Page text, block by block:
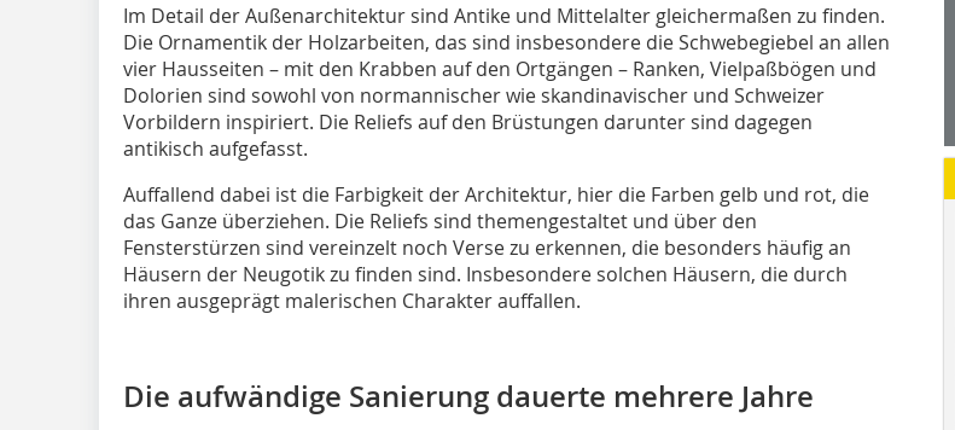
Im Detail der Außenarchitektur sind Antike und Mittelalter gleichermaßen zu finden.
Die Ornamentik der Holzarbeiten, das sind insbesondere die Schwebegiebel an allen
vier Hausseiten – mit den Krabben auf den Ortgängen – Ranken, Vielpaßbögen und
Dolorien sind sowohl von normannischer wie skandinavischer und Schweizer
Vorbildern inspiriert. Die Reliefs auf den Brüstungen darunter sind dagegen
antikisch aufgefasst.
Auffallend dabei ist die Farbigkeit der Architektur, hier die Farben gelb und rot, die
das Ganze überziehen. Die Reliefs sind themengestaltet und über den
Fensterstürzen sind vereinzelt noch Verse zu erkennen, die besonders häufig an
Häusern der Neugotik zu finden sind. Insbesondere solchen Häusern, die durch
ihren ausgeprägt malerischen Charakter auffallen.
Die aufwändige Sanierung dauerte mehrere Jahre